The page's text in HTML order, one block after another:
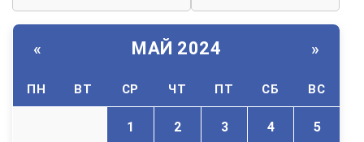
« МАЙ 2024 »
ПН ВТ СР ЧТ ПТ СБ ВС
1 2 3 4 5